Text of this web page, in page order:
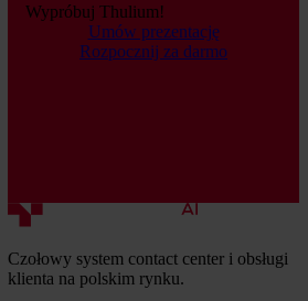
Wypróbuj Thulium!
Umów prezentację
Rozpocznij za darmo
Czołowy system contact center i obsługi
klienta na polskim rynku.